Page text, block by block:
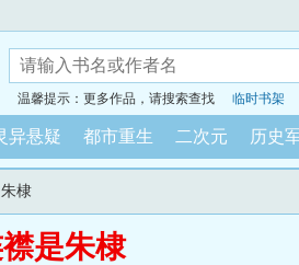
温馨提示：更多作品，请搜索查找 临时书架
异悬疑 都市重生 二次元 历史
棣
是朱棣